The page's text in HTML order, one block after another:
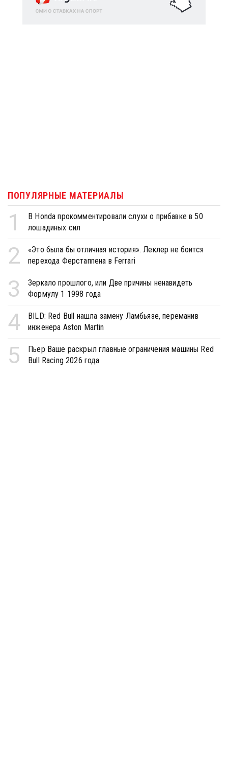
ПОПУЛЯРНЫЕ МАТЕРИАЛЫ
1
В Honda прокомментировали слухи о прибавке в 50
лошадиных сил
2
«Это была бы отличная история». Леклер не боится
перехода Ферстаппена в Ferrari
3
Зеркало прошлого, или Две причины ненавидеть
Формулу 1 1998 года
4
BILD: Red Bull нашла замену Ламбьязе, переманив
инженера Aston Martin
5
Пьер Ваше раскрыл главные ограничения машины Red
Bull Racing 2026 года